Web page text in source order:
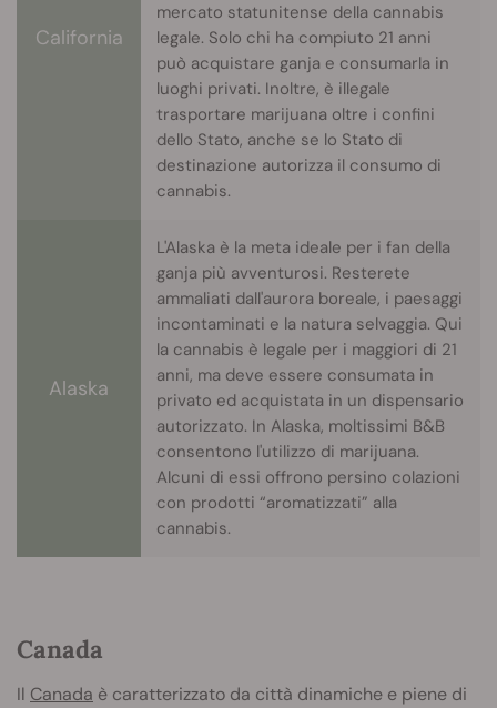
California
mercato statunitense della cannabis
legale. Solo chi ha compiuto 21 anni
può acquistare ganja e consumarla in
luoghi privati. Inoltre, è illegale
trasportare marijuana oltre i confini
dello Stato, anche se lo Stato di
destinazione autorizza il consumo di
cannabis.
Alaska
L'Alaska è la meta ideale per i fan della
ganja più avventurosi. Resterete
ammaliati dall'aurora boreale, i paesaggi
incontaminati e la natura selvaggia. Qui
la cannabis è legale per i maggiori di 21
anni, ma deve essere consumata in
privato ed acquistata in un dispensario
autorizzato. In Alaska, moltissimi B&B
consentono l'utilizzo di marijuana.
Alcuni di essi offrono persino colazioni
con prodotti “aromatizzati” alla
cannabis.
Canada
Il Canada è caratterizzato da città dinamiche e piene di